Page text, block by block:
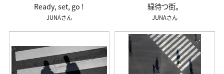
Ready, set, go !
JUNA
緑待つ街。
JUNA